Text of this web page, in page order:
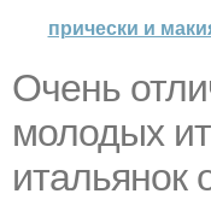
прически и
Очень
молодых
итальянок